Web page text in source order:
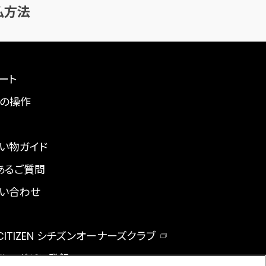
方法
ト
操作
物ガイド
るご質問
合わせ
シチズンオーナーズクラブ
マガジン登録